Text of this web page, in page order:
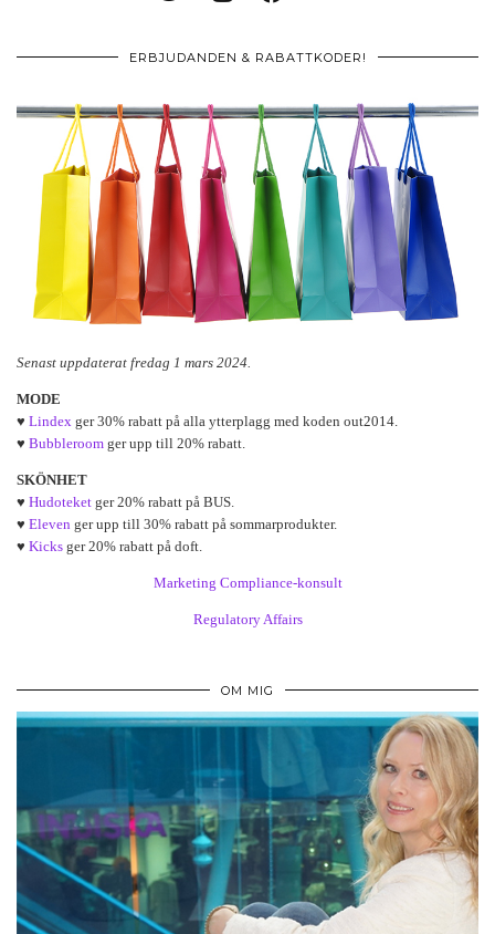
ERBJUDANDEN & RABATTKODER!
Senast uppdaterat fredag 1 mars 2024.
MODE
♥ Lindex ger 30% rabatt på alla ytterplagg med koden out2014.
♥ Bubbleroom ger upp till 20% rabatt.
SKÖNHET
♥ Hudoteket ger 20% rabatt på BUS.
♥ Eleven ger upp till 30% rabatt på sommarprodukter.
♥ Kicks ger 20% rabatt på doft.
Marketing Compliance-konsult
Regulatory Affairs
OM MIG